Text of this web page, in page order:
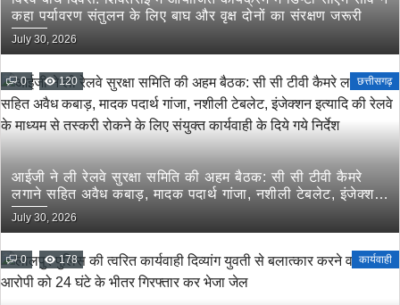
कहा पर्यावरण संतुलन के लिए बाघ और वृक्ष दोनों का संरक्षण जरूरी
July 30, 2026
0 120 छत्तीसगढ़
आईजी ने ली रेलवे सुरक्षा समिति की अहम बैठक: सी सी टीवी कैमरे
लगाने सहित अवैध कबाड़, मादक पदार्थ गांजा, नशीली टेबलेट, इंजेक्शन
इत्यादि की रेलवे के माध्यम से तस्करी रोकने के लिए संयुक्त कार्यवाही
के दिये गये निर्देश
July 30, 2026
0 178 कार्यवाही